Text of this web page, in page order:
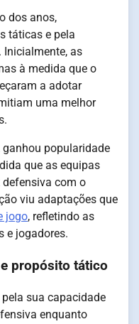
dos anos,
táticas e pela
as
à medida que o
a adotar
uma melhor
popularidade
que as equipas
com o
viu adaptações que
jogo, refletindo as
e jogadores.
propósito tático
sua capacidade
enquanto